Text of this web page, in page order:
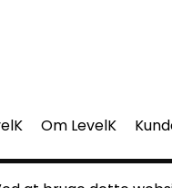
Om LevelK